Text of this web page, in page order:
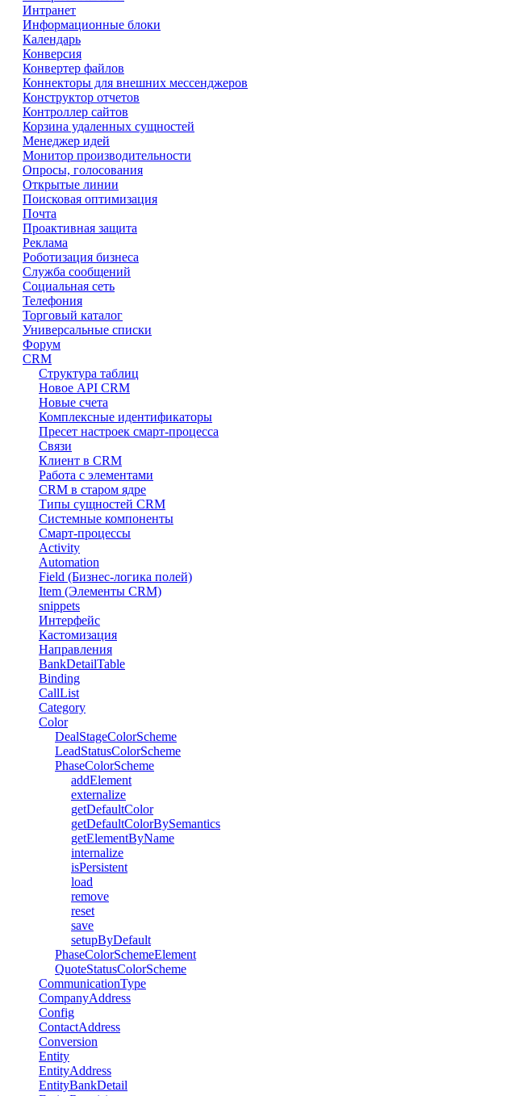
Интранет
Информационные блоки
Календарь
Конверсия
Конвертер файлов
Коннекторы для внешних мессенджеров
Конструктор отчетов
Контроллер сайтов
Корзина удаленных сущностей
Менеджер идей
Монитор производительности
Опросы, голосования
Открытые линии
Поисковая оптимизация
Почта
Проактивная защита
Реклама
Роботизация бизнеса
Служба сообщений
Социальная сеть
Телефония
Торговый каталог
Универсальные списки
Форум
CRM
Структура таблиц
Новое API CRM
Новые счета
Комплексные идентификаторы
Пресет настроек смарт-процесса
Связи
Клиент в CRM
Работа с элементами
CRM в старом ядре
Типы сущностей CRM
Системные компоненты
Смарт-процессы
Activity
Automation
Field (Бизнес-логика полей)
Item (Элементы CRM)
snippets
Интерфейс
Кастомизация
Направления
BankDetailTable
Binding
CallList
Category
Color
DealStageColorScheme
LeadStatusColorScheme
PhaseColorScheme
addElement
externalize
getDefaultColor
getDefaultColorBySemantics
getElementByName
internalize
isPersistent
load
remove
reset
save
setupByDefault
PhaseColorSchemeElement
QuoteStatusColorScheme
CommunicationType
CompanyAddress
Config
ContactAddress
Conversion
Entity
EntityAddress
EntityBankDetail